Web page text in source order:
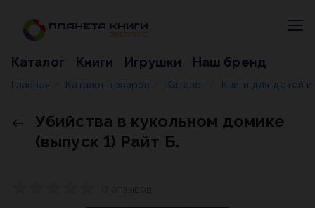
Каталог Книги Игрушки Наш бренд
Главная Каталог товаров Каталог Книги для детей
Убийства в кукольном домике
(выпуск 1) Райт Б.